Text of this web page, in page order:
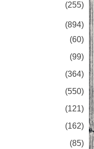
(255)
(894)
(60)
(99)
(364)
(550)
(121)
(162)
(85)